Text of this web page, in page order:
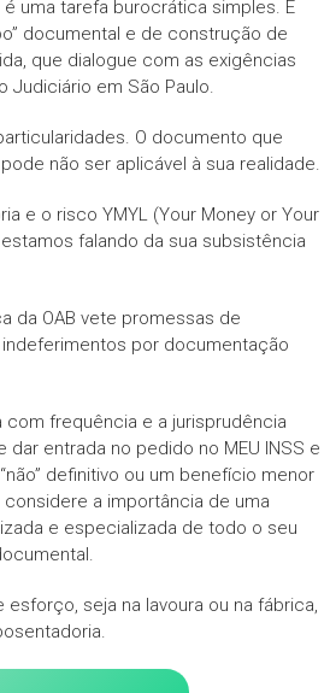
uma tarefa burocrática simples. É
documental e de construção de
que dialogue com as exigências
Judiciário em São Paulo.
O documento que
não ser aplicável à sua realidade.
e o risco YMYL (Your Money or Your
falando da sua subsistência
da OAB vete promessas de
por documentação
com frequência e a jurisprudência
dar entrada no pedido no MEU INSS e
definitivo ou um benefício menor
a importância de uma
e especializada de todo o seu
esforço, seja na lavoura ou na fábrica,